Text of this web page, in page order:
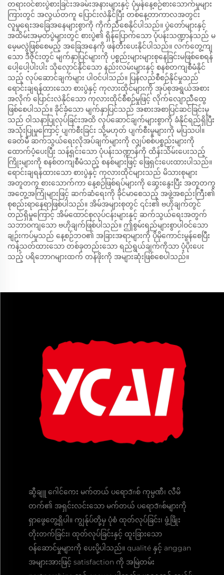
တရားဝင်စားပွဲစားခြင်းအခမ်းအနားများနှင့် ပုံမှန်နေ့စဉ်စားသောက်မှုများ
ကြားတွင် အလွယ်တကူ ပြောင်းလဲနိုင်ပြီး တစ်နေ့တာကာလအတွင်း
လူမှုရေးအခြေအနေများစွာကို ကိုက်ညီစေနိုင်ပါသည်။ ပွဲတော်များနှင့်
အထိမ်းအမှတ်ပွဲများတွင် စားပွဲ၏ ရှိန်ပြောက်သော ပုံပန်းသဏ္ဍာန်သည် မ
မေ့မလွဲဖြစ်စေမည့် အခြေအနေကို ဖန်တီးပေးနိုင်ပါသည်။ လက်တွေ့ကျ
သော ဒီဇိုင်းတွင် မျက်နှာပြင်များကို ပစ္စည်းများများစုနေခြင်းမဖြစ်စေရန်
ပေါ့ပေါ့ပါးပါး သိုလှောင်နိုင်သော နည်းလမ်းများနှင့် စနစ်တကျစီမံနိုင်
သည့် လုပ်ဆောင်ချက်များ ပါဝင်ပါသည်။ ပြန်လည်စီစဉ်နိုင်မှုသည်
ရောင်းချရန်ထားသော စားပွဲနှင့် ကုလားထိုင်များကို အုပ်စုအရွယ်အစား
အလိုက် ပြောင်းလဲနိုင်သော ကုလားထိုင်စီစဉ်မှုဖြင့် လိုက်လျောညီထွေ
ဖြစ်စေပါသည်။ ခိုင်ခံ့သော မျက်နှာပြင်သည် အစားအစာပြင်ဆင်ခြင်းမှ
သည် ဝါသနာပြုလုပ်ခြင်းအထိ လုပ်ဆောင်ချက်များစွာကို ခံနိုင်ရည်ရှိပြီး
အသုံးပြုမှုကြောင့် ပျက်စီးခြင်း သို့မဟုတ် ပျက်စီးမှုများကို မပြသပါ။
ခေတ်မီ ဆက်သွယ်ရေးလိုအပ်ချက်များကို လျှပ်စစ်ပစ္စည်းများကို
ထောက်ပံ့ပေးပြီး သန့်ရှင်းသော ပုံပန်းသဏ္ဍာန်ကို ထိန်းသိမ်းပေးသည့်
ကြိုးများကို စနစ်တကျစီမံသည့် စနစ်များဖြင့် ဖြေရှင်းပေးထားပါသည်။
ရောင်းချရန်ထားသော စားပွဲနှင့် ကုလားထိုင်များသည် မိသားစုများ
အတူတကွ စားသောက်ကာ နေ့စဉ်ဖြစ်ရပ်များကို ဆွေးနွေးပြီး အတူတကွ
အတွေ့အကြုံများဖြင့် ဆက်ဆံရေးကို ခိုင်မာစေသည့် အဖွဲ့အစည်းကြီး၏
စုစည်းရာနေရာဖြစ်ပါသည်။ အိမ်အများစုတွင် ၎င်း၏ ဗဟိုချက်တွင်
တည်ရှိမှုကြောင့် အိမ်ထောင်စုလုပ်ငန်းများနှင့် ဆက်သွယ်ရေးအတွက်
သဘာဝကျသော ဗဟိုချက်ဖြစ်ပါသည်။ ဤစွမ်းရည်များစွာပါဝင်သော
ချဉ်းကပ်မှုသည် နေ့စဉ်ဘဝ၏ အခြားအရာများကို ပိုမိုကောင်းမွန်စေပြီး
ကန့်သတ်ထားသော တစ်ခုတည်းသော ရည်ရွယ်ချက်ကိုသာ ပံ့ပိုးပေး
သည့် ပရိဘောဂများထက် တန်ဖိုးကို အများဆုံးဖြစ်စေပါသည်။
ဆွီချူ ဂေါင်ကေး မက်တယ် ပရောဒักစ် ကုမ္ပဏီ၊ လီမိ
တက်၏ အရှင်းလင်းသော မက်တယ် ပရောဒักစ်များကို
ရှာဖွေတွေ့ရှိပါ။ ကျွန်ုပ်တို့မှ ပုံစံ ထုတ်လုပ်ခြင်း၊ ဖွံ့ဖြိုး
တိုးတက်ခြင်း၊ ထုတ်လုပ်ခြင်းနှင့် ထူးခြားသော
ဝန်ဆောင်မှုများကို ပေးပို့ပါသည်။ qualité နှင့် anggan
အများအားဖြင့် satisfaction ကို အမြဲတမ်း